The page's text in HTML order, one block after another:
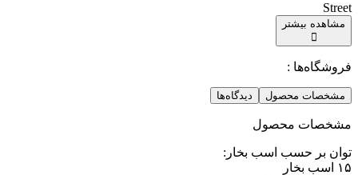
Street
مشاهده بیشتر
فروشگاه‌ها :
مشخصات محصول دیدگاه‌ها
مشخصات محصول
توان بر حسب اسب بخار :
۱۵ اسب بخار